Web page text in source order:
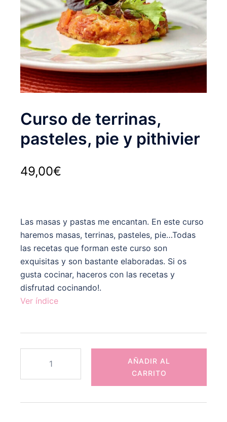
Curso de terrinas,
pasteles, pie y pithivier
49,00€
Las masas y pastas me encantan. En este curso
haremos masas, terrinas, pasteles, pie…Todas
las recetas que forman este curso son
exquisitas y son bastante elaboradas. Si os
gusta cocinar, haceros con las recetas y
disfrutad cocinando!.
Ver índice
terrinas,
AÑADIR AL
CARRITO